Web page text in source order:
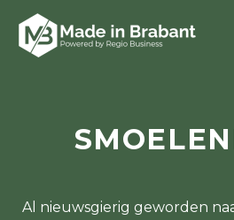
Al nieuwsgierig geworden